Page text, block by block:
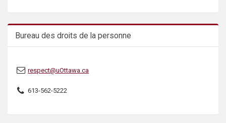
Bureau des droits de la personne
respect@uOttawa.ca
613-562-5222